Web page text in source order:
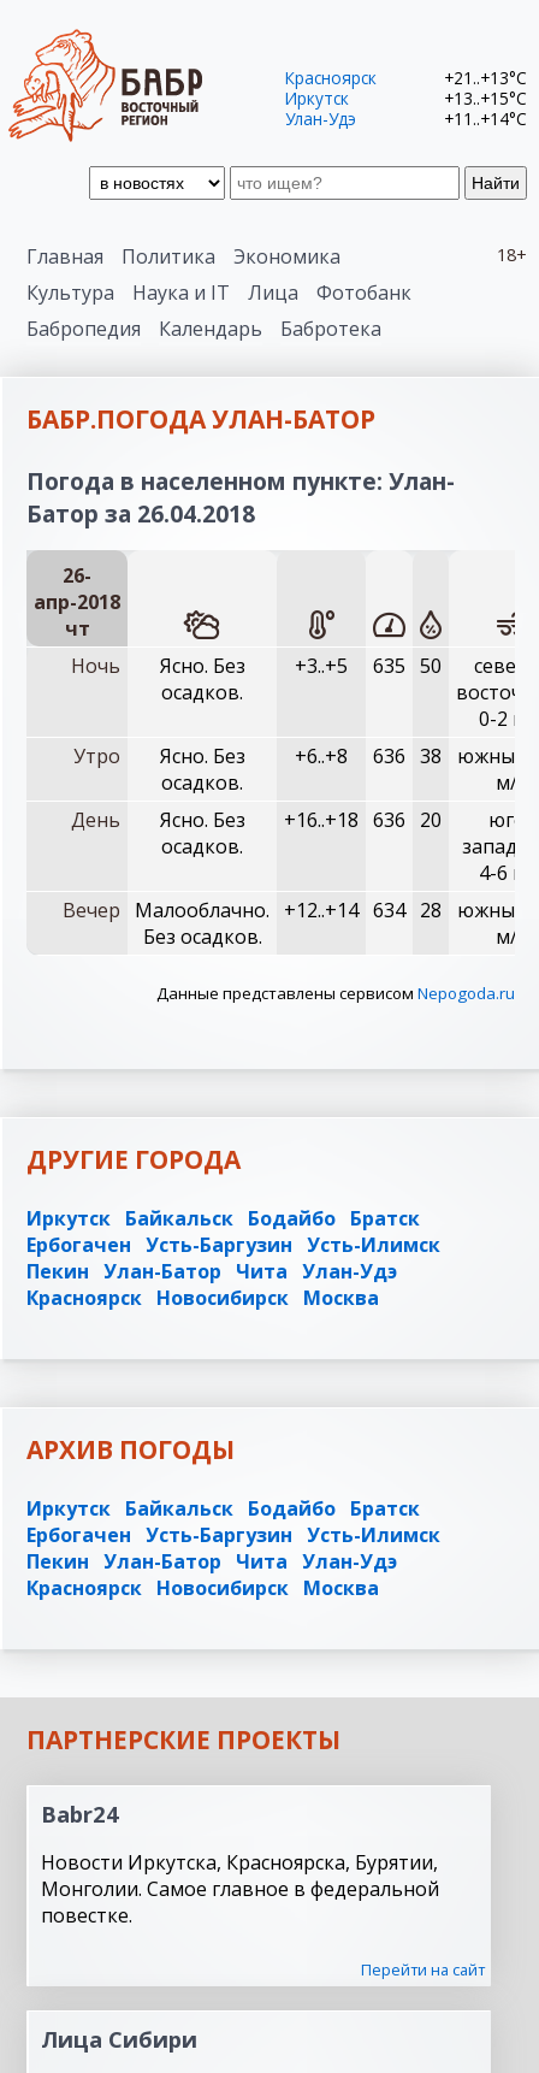
Найти
Красноярск
+21..+13°C
Иркутск
+13..+15°C
Улан-Удэ
+11..+14°C
18+
Главная Политика
Экономика
Культура
Наука и IT Лица
Фотобанк
Бабропедия
Календарь Бабротека
БАБР.ПОГОДА УЛАН-БАТОР
Погода в населенном пункте: Улан-
Батор за 26.04.2018
26-
апр-2018
чт
Ночь
Ясно. Без
осадков.
+3..+5 635 50
0-2 м/
Утро
Ясно. Без
осадков.
+6..+8 636 38
южный,
м/с
День
Ясно. Без
осадков.
+16..+18 636 20
юго-
4-6 м/
Вечер
Малооблачно.
Без осадков.
+12..+14 634 28
южный,
м/с
Данные представлены сервисом Nepogoda.ru
ДРУГИЕ ГОРОДА
Иркутск Байкальск Бодайбо Братск
Ербогачен Усть-Баргузин Усть-Илимск
Пекин Улан-Батор Чита Улан-Удэ
Красноярск Новосибирск Москва
АРХИВ ПОГОДЫ
Иркутск Байкальск Бодайбо Братск
Ербогачен Усть-Баргузин Усть-Илимск
Пекин Улан-Батор Чита Улан-Удэ
Красноярск Новосибирск Москва
ПАРТНЕРСКИЕ ПРОЕКТЫ
Babr24
Новости Иркутска, Красноярска, Бурятии,
Монголии. Самое главное в федеральной
повестке.
Перейти на сайт
Лица Сибири